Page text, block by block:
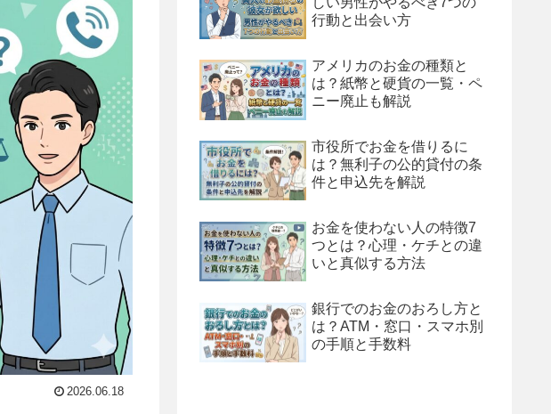
2026.06.18
行動と出会い方
アメリカのお金の種類と
は？紙幣と硬貨の一覧・ペ
ニー廃止も解説
市役所でお金を借りるに
は？無利子の公的貸付の条
件と申込先を解説
お金を使わない人の特徴7
つとは？心理・ケチとの違
いと真似する方法
銀行でのお金のおろし方と
は？ATM・窓口・スマホ別
の手順と手数料